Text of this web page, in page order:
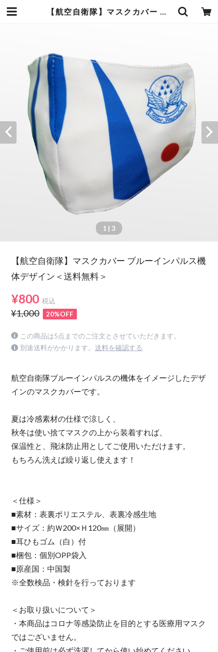
【航空自衛隊】マスクカバー ブルーインパルス機体デザイン＜送料無料＞ | sweetmall
1 | 3
【航空自衛隊】マスクカバー ブルーインパルス機
体デザイン＜送料無料＞
¥800 税込
¥1,000 20%OFF
この商品は5点までのご注文とさせていただきます。
別途送料がかかります。 送料を確認する
航空自衛隊ブルーインパルスの機体をイメージしたデザ
インのマスクカバーです。
夏は冷感素材の仕様で涼しく、
秋冬は使い捨てマスクの上から装着すれば、
保温性と、飛沫防止用としてご使用いただけます。
もちろん洗えば繰り返し使えます！
＜仕様＞
■素材：表裏ポリエステル、表裏冷感生地
■サイズ：約Ｗ200×Ｈ120㎜（展開）
■耳ひもゴム（白）付
■梱包：個別OPP袋入
■原産国：中国製
※全数検品・検針を行っております
＜お取り扱いについて＞
・本商品はコロナ等感染防止を目的とする医療用マスク
ではございません。